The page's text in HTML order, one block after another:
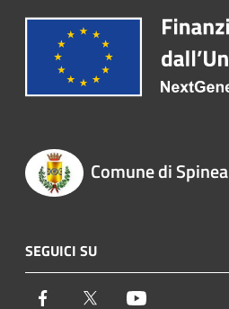
Comune di Spinea
SEGUICI SU
Facebook Twitter